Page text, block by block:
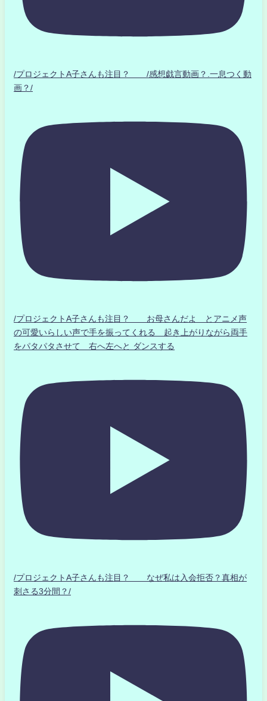
/プロジェクトA子さんも注目？ /感想戯言動画？.一息つく動
画？/
/プロジェクトA子さんも注目？ お母さんだよ とアニメ声
の可愛いらしい声で手を振ってくれる 起き上がりながら両手
をパタパタさせて 右へ左へと ダンスする
/プロジェクトA子さんも注目？ なぜ私は入会拒否？真相が
刺さる3分間？/